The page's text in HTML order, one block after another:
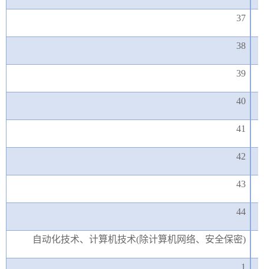
37
38
39
40
41
42
43
44
自动化技术、计算机技术(除计算机网络、安全保密)